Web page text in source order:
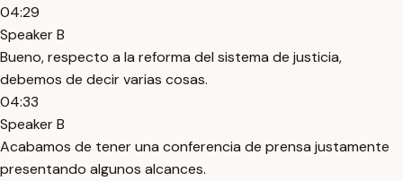
04:29
Speaker B
Bueno, respecto a la reforma del sistema de justicia,
debemos de decir varias cosas.
04:33
Speaker B
Acabamos de tener una conferencia de prensa justamente
presentando algunos alcances.